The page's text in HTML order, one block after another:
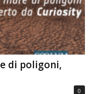
di poligoni,
0